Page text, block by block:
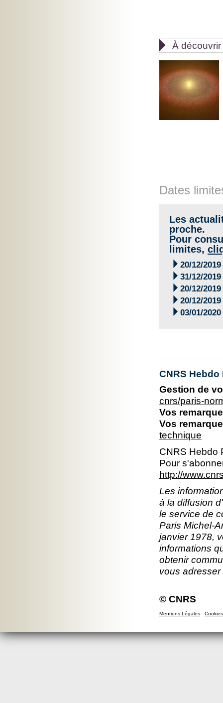
 À découvrir
Dates
Les
proche.
Pour
limites,
 20/12/2019
 31/12/2019
 20/12/2019
 20/12/2019
 03/01/2020
CNRS
Gestion de
cnrs/paris-
Vos
Vos
technique
CNRS Hebdo
Pour
http://
Les
à la diffusion
le service de
Paris Michel-
janvier 1978,
informations
obtenir
vous
© CNRS
Mentions Légales - Cookies